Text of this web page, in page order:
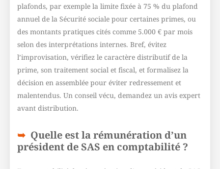
plafonds, par exemple la limite fixée à 75 % du plafond
annuel de la Sécurité sociale pour certaines primes, ou
des montants pratiques cités comme 5.000 € par mois
selon des interprétations internes. Bref, évitez
l’improvisation, vérifiez le caractère distributif de la
prime, son traitement social et fiscal, et formalisez la
décision en assemblée pour éviter redressement et
malentendus. Un conseil vécu, demandez un avis expert
avant distribution.
Quelle est la rémunération d’un
président de SAS en comptabilité ?